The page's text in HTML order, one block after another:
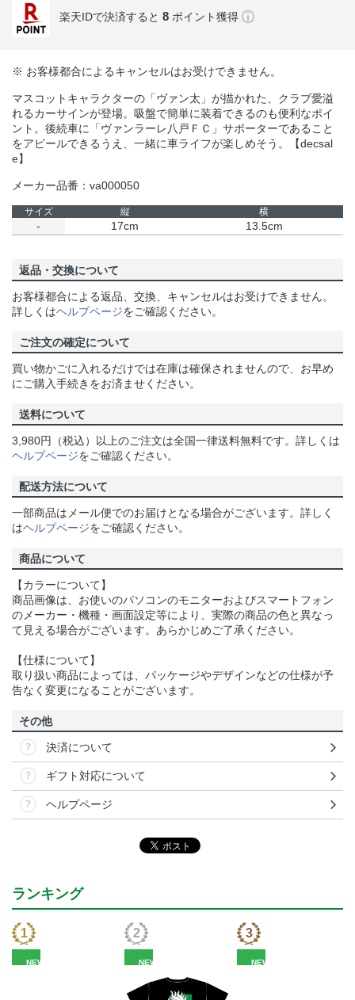
楽天IDで決済すると 8 ポイント獲得
※ お客様都合によるキャンセルはお受けできません。
マスコットキャラクターの「ヴァン太」が描かれた、クラブ愛溢
れるカーサインが登場。吸盤で簡単に装着できるのも便利なポイ
ント。後続車に「ヴァンラーレ八戸ＦＣ」サポーターであること
をアピールできるうえ、一緒に車ライフが楽しめそう。【decsal
e】
メーカー品番：va000050
サイズ 縦 横
- 17cm 13.5cm
返品・交換について
お客様都合による返品、交換、キャンセルはお受けできません。
詳しくはヘルプページをご確認ください。
ご注文の確定について
買い物かごに入れるだけでは在庫は確保されませんので、お早め
にご購入手続きをお済ませください。
送料について
3,980円（税込）以上のご注文は全国一律送料無料です。詳しくは
ヘルプページをご確認ください。
配送方法について
一部商品はメール便でのお届けとなる場合がございます。詳しく
はヘルプページをご確認ください。
商品について
【カラーについて】
商品画像は、お使いのパソコンのモニターおよびスマートフォン
のメーカー・機種・画面設定等により、実際の商品の色と異なっ
て見える場合がございます。あらかじめご了承ください。
【仕様について】
取り扱い商品によっては、パッケージやデザインなどの仕様が予
告なく変更になることがございます。
その他
決済について
ギフト対応について
ヘルプページ
ランキング
NEW NEW NEW